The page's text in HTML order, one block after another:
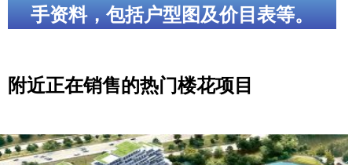
手资料，包括户型图及价目表等。
附近正在销售的热门楼花项目